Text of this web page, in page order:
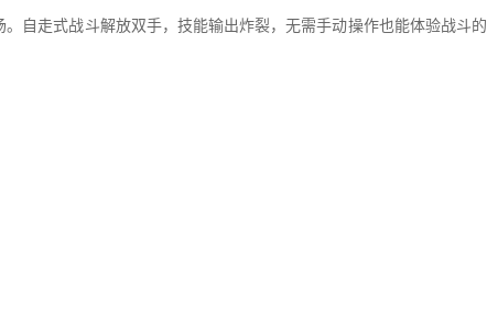
自走式战斗解放双手，技能输出炸裂，无需手动操作也能体验战斗的